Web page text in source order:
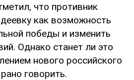
что противник
как возможность
победы и изменить
Однако станет ли это
нового российского
говорить.